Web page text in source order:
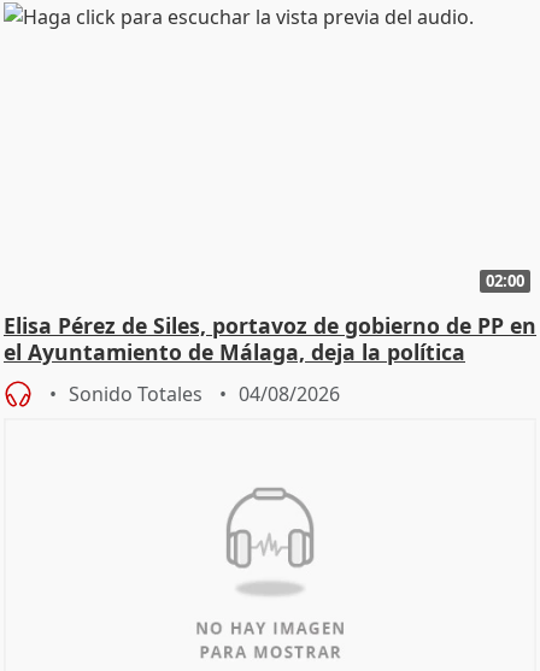
02:00
Elisa Pérez de Siles, portavoz de gobierno de PP en
el Ayuntamiento de Málaga, deja la política
Sonido Totales 04/08/2026